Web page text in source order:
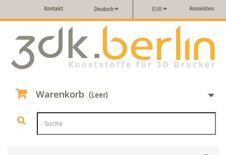
Anmelden
EUR
Deutsch
Kontakt
Warenkorb (Leer)